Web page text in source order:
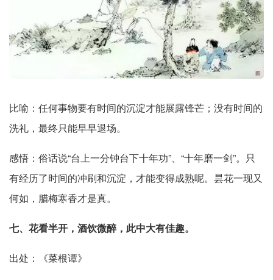
比喻：任何事物要有时间的沉淀才能展露锋芒；没有时间的
洗礼，最终只能早早退场。
感悟：俗话说“台上一分钟台下十年功”、“十年磨一剑”。只
有经历了时间的冲刷和沉淀，才能变得成熟呢。昙花一现又
何如，腊梅寒香才是真。
七、花看半开，酒饮微醉，此中大有佳趣。
出处：《菜根谭》